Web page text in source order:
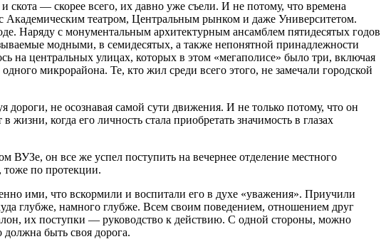
— скорее всего, их давно уже съели. И не потому, что времена
Академическим театром, Центральным рынком и даже Университетом.
Наряду с монументальным архитектурным ансамблем пятидесятых годов
модными, в семидесятых, а также непонятной принадлежности
на центральных улицах, которых в этом «мегаполисе» было три, включая
микрорайона. Те, кто жил среди всего этого, не замечали городской
не осознавая самой сути движения. И не только потому, что он
когда его личность стала приобретать значимость в глазах
он все же успел поступить на вечернее отделение местного
тоже по протекции.
ими, что вскормили и воспитали его в духе «уважения». Приучили
глубже, намного глубже. Всем своим поведением, отношением друг
их поступки — руководство к действию. С одной стороны, можно
быть своя дорога.